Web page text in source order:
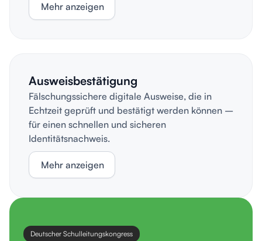
Mehr anzeigen
Ausweisbestätigung
Fälschungssichere digitale Ausweise, die in
Echtzeit geprüft und bestätigt werden können –
für einen schnellen und sicheren
Identitätsnachweis.
Mehr anzeigen
Deutscher Schulleitungskongress